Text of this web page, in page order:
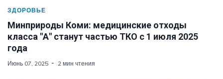
ЗДОРОВЬЕ
Минприроды Коми: медицинские отходы
класса "А" станут частью ТКО с 1 июля 2025
года
Июнь 07, 2025 2 мин чтения